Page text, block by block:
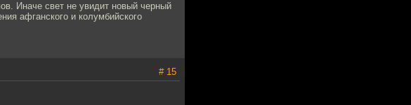
Иначе свет не увидит новый черный
афганского и колумбийского
# 15